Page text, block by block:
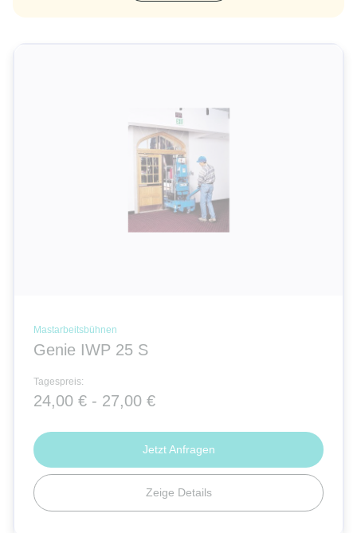
Mastarbeitsbühnen
Genie IWP 25 S
Tagespreis:
24,00 € - 27,00 €
Zeige Details
Jetzt Anfragen